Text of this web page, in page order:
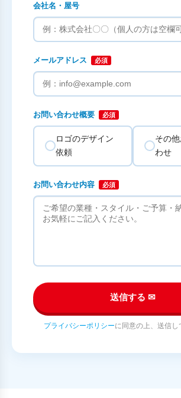
会社名・屋号
メールアドレス 必須
お問い合わせ概要 必須
ロゴのデザイン
依頼
その
わせ
お問い合わせ内容 必須
送信する ✉
プライバシーポリシーに同意の上、送信し